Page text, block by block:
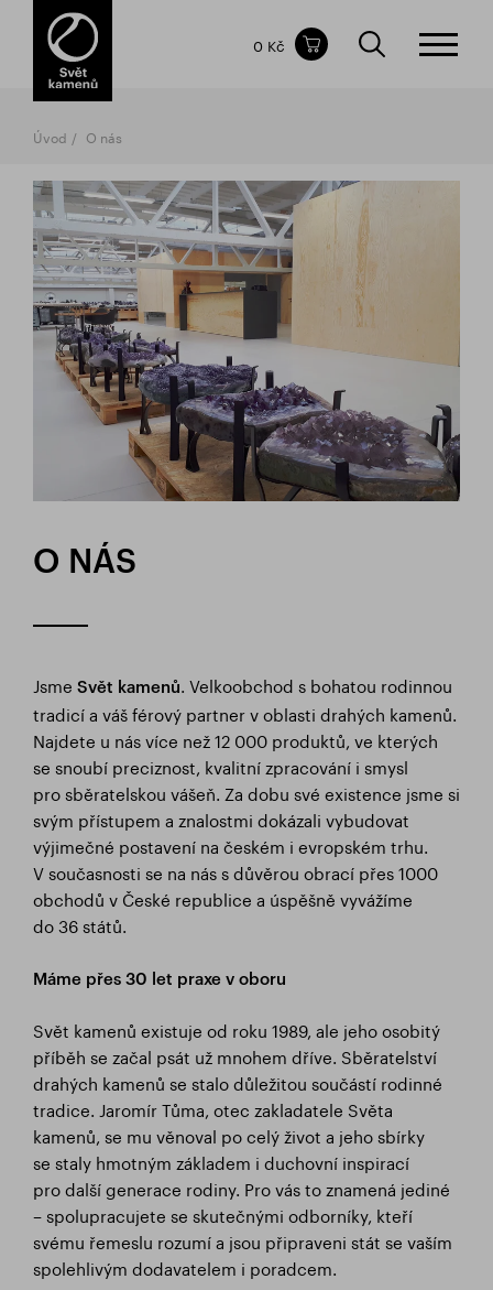
Obsah nákupního košíku
CELKOVÁ CENA
0 Kč
Úvod O nás
O NÁS
Jsme Svět kamenů. Velkoobchod s bohatou rodinnou
tradicí a váš férový partner v oblasti drahých kamenů.
Najdete u nás více než 12 000 produktů, ve kterých
se snoubí preciznost, kvalitní zpracování i smysl
pro sběratelskou vášeň. Za dobu své existence jsme si
svým přístupem a znalostmi dokázali vybudovat
výjimečné postavení na českém i evropském trhu.
V současnosti se na nás s důvěrou obrací přes 1000
obchodů v České republice a úspěšně vyvážíme
do 36 států.
Máme přes 30 let praxe v oboru
Svět kamenů existuje od roku 1989, ale jeho osobitý
příběh se začal psát už mnohem dříve. Sběratelství
drahých kamenů se stalo důležitou součástí rodinné
tradice. Jaromír Tůma, otec zakladatele Světa
kamenů, se mu věnoval po celý život a jeho sbírky
se staly hmotným základem i duchovní inspirací
pro další generace rodiny. Pro vás to znamená jediné
– spolupracujete se skutečnými odborníky, kteří
svému řemeslu rozumí a jsou připraveni stát se vaším
spolehlivým dodavatelem i poradcem.